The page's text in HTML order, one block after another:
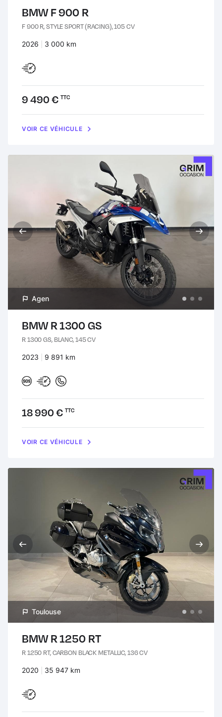
BMW F 900 R
F 900 R, STYLE SPORT (RACING), 105 CV
Années :
2026 Kilomètres :
3 000 km
Prix :
9 490 € TTC
VOIR CE VÉHICULE
Agen
BMW R 1300 GS
R 1300 GS, BLANC, 145 CV
Années :
2023 Kilomètres :
9 891 km
Prix :
18 990 € TTC
VOIR CE VÉHICULE
Toulouse
BMW R 1250 RT
R 1250 RT, CARBON BLACK METALLIC, 136 CV
Années :
2020 Kilomètres :
35 947 km